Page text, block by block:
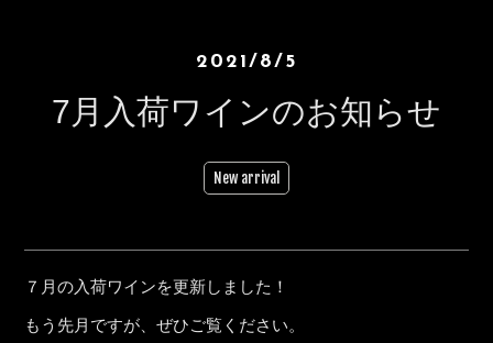
2021/8/5
7月入荷ワインのお知らせ
New arrival
７月の入荷ワインを更新しました！
もう先月ですが、ぜひご覧ください。